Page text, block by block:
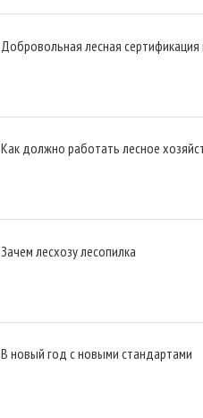
Добровольная лесная сертификация
Как должно работать лесное
Зачем лесхозу лесопилка
В новый год с новыми стандартами